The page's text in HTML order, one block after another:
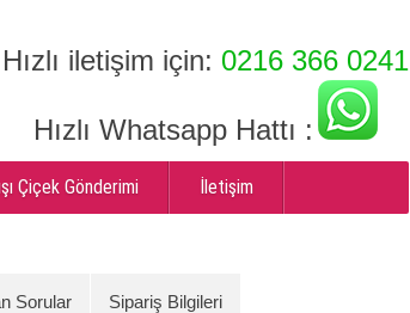
Hızlı iletişim için: 0216 366 0241
Hızlı Whatsapp Hattı :
Çiçek Gönderimi İletişim
Sorular Sipariş Bilgileri